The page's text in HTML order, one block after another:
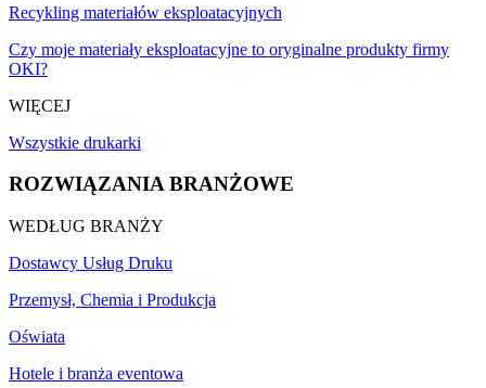
Recykling materiałów eksploatacyjnych
Czy moje materiały eksploatacyjne to oryginalne produkty firmy
OKI?
WIĘCEJ
Wszystkie drukarki
ROZWIĄZANIA BRANŻOWE
WEDŁUG BRANŻY
Dostawcy Usług Druku
Przemysł, Chemia i Produkcja
Oświata
Hotele i branża eventowa